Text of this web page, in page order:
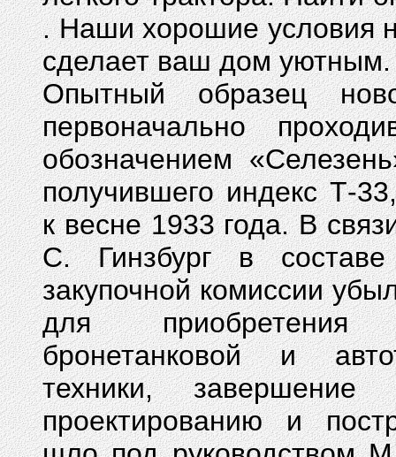
. Наши хорошие условия
сделает ваш дом уютным.
Опытный образец
первоначально
обозначением
получившего индекс Т-
к весне 1933 года. В
С. Гинзбург в составе
закупочной комиссии
для приобретения
бронетанковой и
техники,
проектированию и